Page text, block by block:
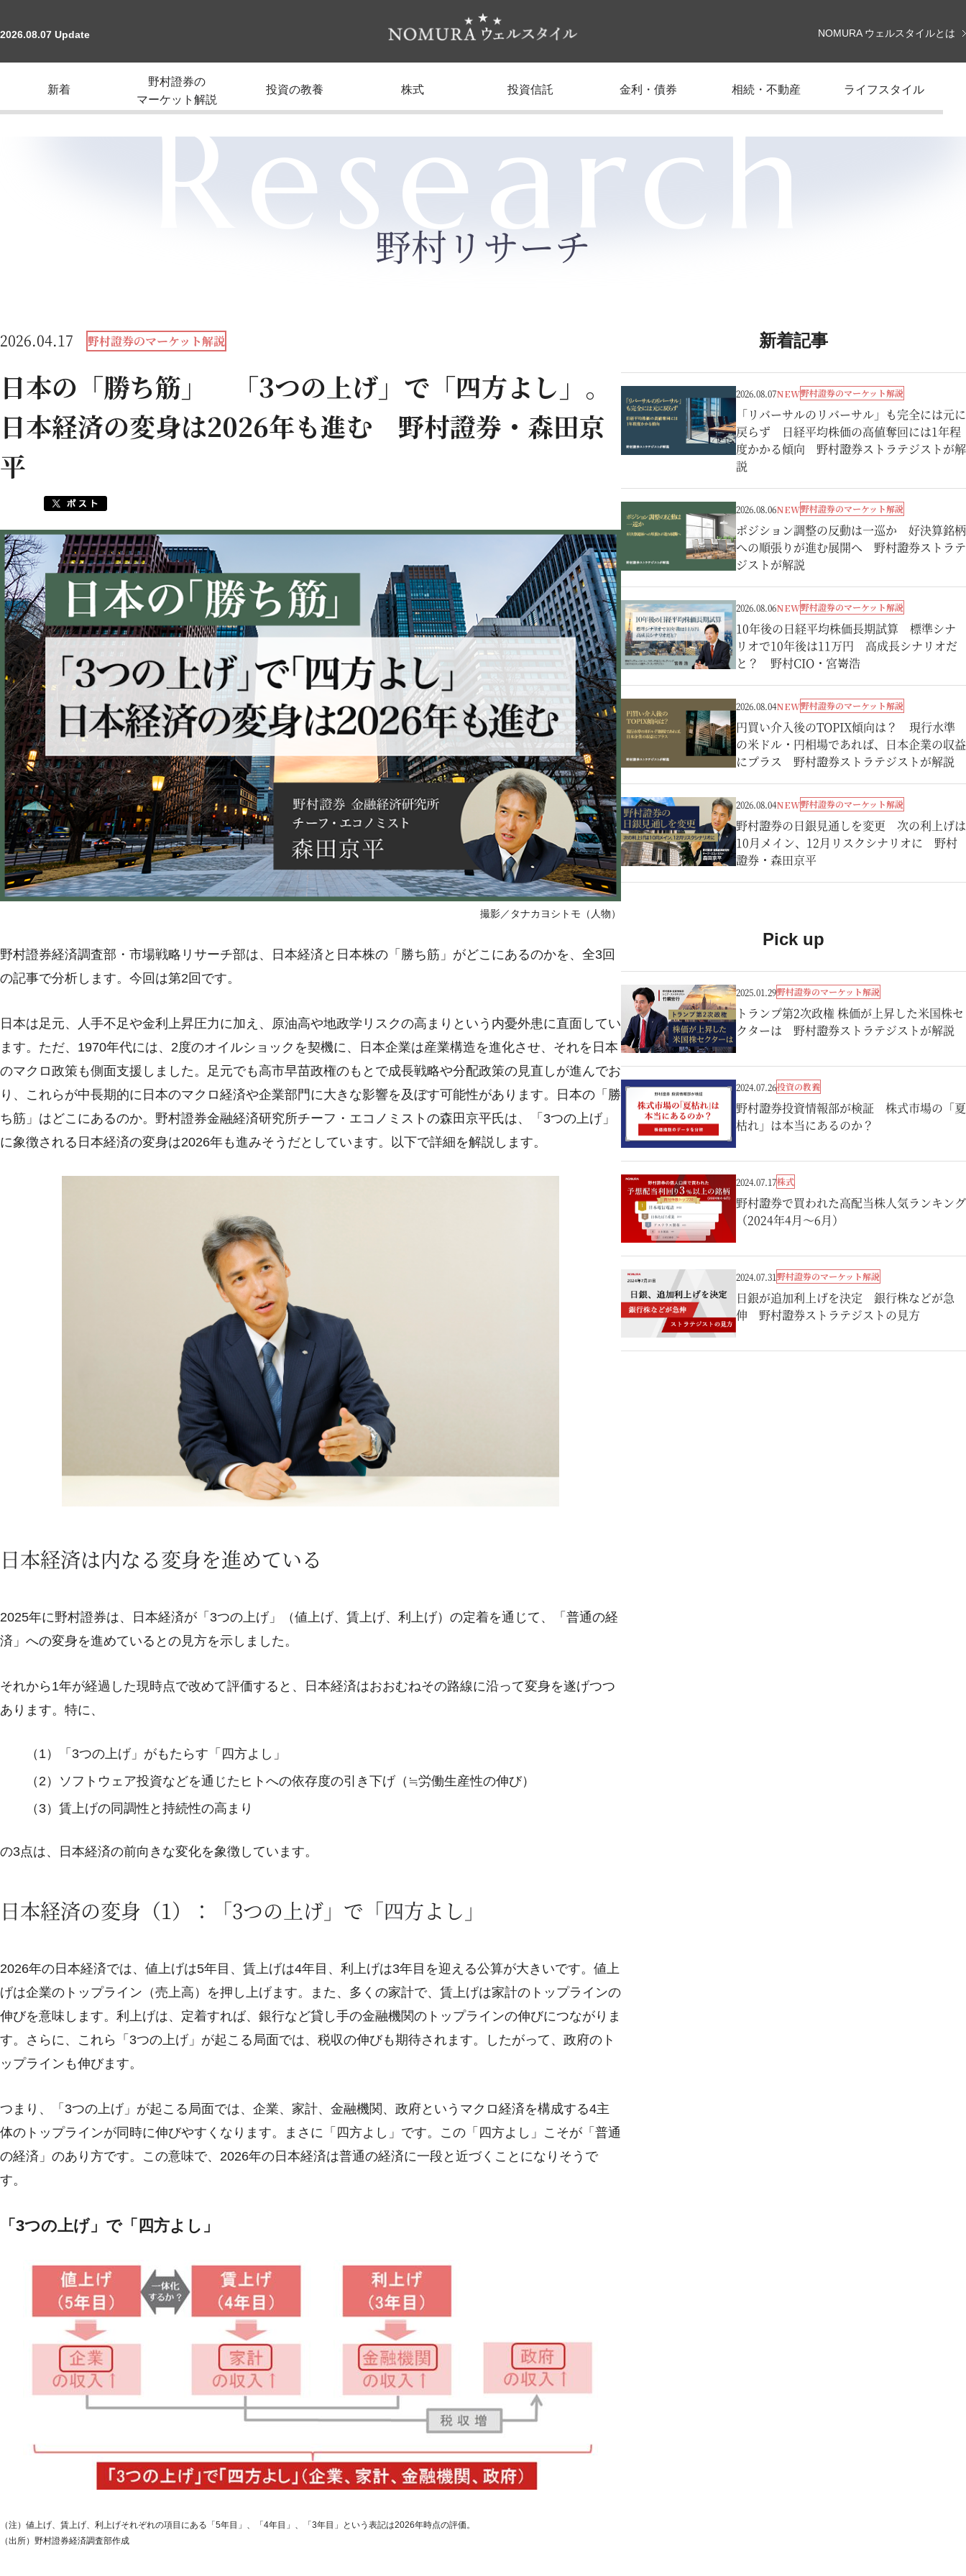
2026.08.07 Update NOMURA ウェルスタイルとは
新着
野村證券の
マーケット解説
投資の教養 株式 投資信託 金利・債券 相続・不動産 ライフスタイル
Research
野村リサーチ
2026.04.17 野村證券のマーケット解説
日本の「勝ち筋」 「3つの上げ」で「四方よし」。
日本経済の変身は2026年も進む 野村證券・森田京
平
撮影／タナカヨシトモ（人物）
野村證券経済調査部・市場戦略リサーチ部は、日本経済と日本株の「勝ち筋」がどこにあるのかを、全3回
の記事で分析します。今回は第2回です。
日本は足元、人手不足や金利上昇圧力に加え、原油高や地政学リスクの高まりという内憂外患に直面してい
ます。ただ、1970年代には、2度のオイルショックを契機に、日本企業は産業構造を進化させ、それを日本
のマクロ政策も側面支援しました。足元でも高市早苗政権のもとで成長戦略や分配政策の見直しが進んでお
り、これらが中長期的に日本のマクロ経済や企業部門に大きな影響を及ぼす可能性があります。日本の「勝
ち筋」はどこにあるのか。野村證券金融経済研究所チーフ・エコノミストの森田京平氏は、「3つの上げ」
に象徴される日本経済の変身は2026年も進みそうだとしています。以下で詳細を解説します。
日本経済は内なる変身を進めている
2025年に野村證券は、日本経済が「3つの上げ」（値上げ、賃上げ、利上げ）の定着を通じて、「普通の経
済」への変身を進めているとの見方を示しました。
それから1年が経過した現時点で改めて評価すると、日本経済はおおむねその路線に沿って変身を遂げつつ
あります。特に、
（1）「3つの上げ」がもたらす「四方よし」
（2）ソフトウェア投資などを通じたヒトへの依存度の引き下げ（≒労働生産性の伸び）
（3）賃上げの同調性と持続性の高まり
の3点は、日本経済の前向きな変化を象徴しています。
日本経済の変身（1）：「3つの上げ」で「四方よし」
2026年の日本経済では、値上げは5年目、賃上げは4年目、利上げは3年目を迎える公算が大きいです。値上
げは企業のトップライン（売上高）を押し上げます。また、多くの家計で、賃上げは家計のトップラインの
伸びを意味します。利上げは、定着すれば、銀行など貸し手の金融機関のトップラインの伸びにつながりま
す。さらに、これら「3つの上げ」が起こる局面では、税収の伸びも期待されます。したがって、政府のト
ップラインも伸びます。
つまり、「3つの上げ」が起こる局面では、企業、家計、金融機関、政府というマクロ経済を構成する4主
体のトップラインが同時に伸びやすくなります。まさに「四方よし」です。この「四方よし」こそが「普通
の経済」のあり方です。この意味で、2026年の日本経済は普通の経済に一段と近づくことになりそうで
す。
「3つの上げ」で「四方よし」
（注）値上げ、賃上げ、利上げそれぞれの項目にある「5年目」、「4年目」、「3年目」という表記は2026年時点の評価。
（出所）野村證券経済調査部作成
新着記事
2026.08.07NEW野村證券のマーケット解説
「リバーサルのリバーサル」も完全には元に
戻らず 日経平均株価の高値奪回には1年程
度かかる傾向 野村證券ストラテジストが解
説
2026.08.06NEW野村證券のマーケット解説
ポジション調整の反動は一巡か 好決算銘柄
への順張りが進む展開へ 野村證券ストラテ
ジストが解説
2026.08.06NEW野村證券のマーケット解説
10年後の日経平均株価長期試算 標準シナ
リオで10年後は11万円 高成長シナリオだ
と？ 野村CIO・宮嵜浩
2026.08.04NEW野村證券のマーケット解説
円買い介入後のTOPIX傾向は？ 現行水準
の米ドル・円相場であれば、日本企業の収益
にプラス 野村證券ストラテジストが解説
2026.08.04NEW野村證券のマーケット解説
野村證券の日銀見通しを変更 次の利上げは
10月メイン、12月リスクシナリオに 野村
證券・森田京平
Pick up
2025.01.29野村證券のマーケット解説
トランプ第2次政権 株価が上昇した米国株セ
クターは 野村證券ストラテジストが解説
2024.07.26投資の教養
野村證券投資情報部が検証 株式市場の「夏
枯れ」は本当にあるのか？
2024.07.17株式
野村證券で買われた高配当株人気ランキング
（2024年4月～6月）
2024.07.31野村證券のマーケット解説
日銀が追加利上げを決定 銀行株などが急
伸 野村證券ストラテジストの見方